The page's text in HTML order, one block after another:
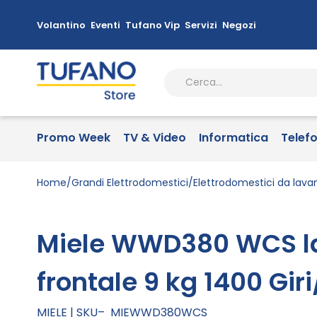
Volantino Eventi Tufano Vip Servizi Negozi
Promo Week TV & Video Informatica
Home Grandi Elettrodomestici Elettrodomestici da
Miele WWD380
frontale 9 kg 1400
MIELE SKU MIEWWD380WCS